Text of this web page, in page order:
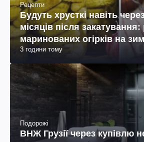
Рецепти
Будуть хрусткі навіть
місяців після
маринованих огірків на
3 години тому
Подорожі
ВНЖ Грузії через купівлю